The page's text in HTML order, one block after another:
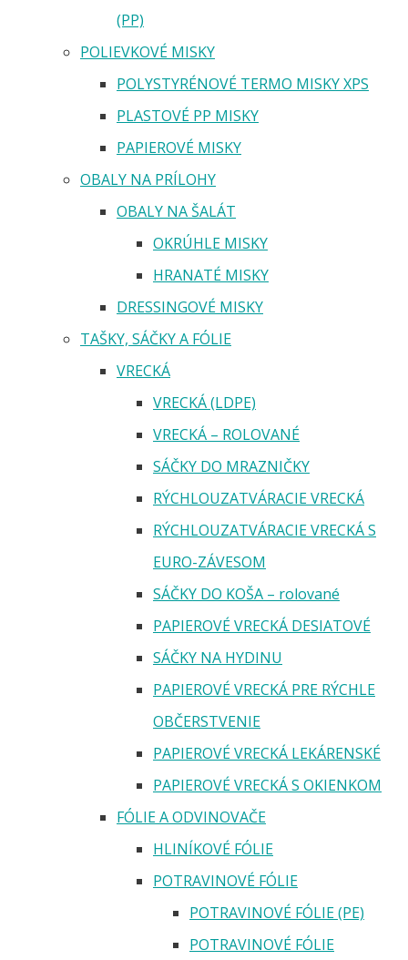
(PP)
POLIEVKOVÉ MISKY
POLYSTYRÉNOVÉ TERMO MISKY XPS
PLASTOVÉ PP MISKY
PAPIEROVÉ MISKY
OBALY NA PRÍLOHY
OBALY NA ŠALÁT
OKRÚHLE MISKY
HRANATÉ MISKY
DRESSINGOVÉ MISKY
TAŠKY, SÁČKY A FÓLIE
VRECKÁ
VRECKÁ (LDPE)
VRECKÁ – ROLOVANÉ
SÁČKY DO MRAZNIČKY
RÝCHLOUZATVÁRACIE VRECKÁ
RÝCHLOUZATVÁRACIE VRECKÁ S
EURO-ZÁVESOM
SÁČKY DO KOŠA – rolované
PAPIEROVÉ VRECKÁ DESIATOVÉ
SÁČKY NA HYDINU
PAPIEROVÉ VRECKÁ PRE RÝCHLE
OBČERSTVENIE
PAPIEROVÉ VRECKÁ LEKÁRENSKÉ
PAPIEROVÉ VRECKÁ S OKIENKOM
FÓLIE A ODVINOVAČE
HLINÍKOVÉ FÓLIE
POTRAVINOVÉ FÓLIE
POTRAVINOVÉ FÓLIE (PE)
POTRAVINOVÉ FÓLIE